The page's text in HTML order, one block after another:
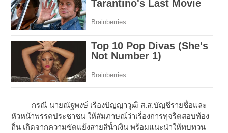
กรณี นายณัฐพงษ์ เรืองปัญญาวุฒิ ส.ส.บัญชีรายชื่อและ
หัวหน้าพรรคประชาชน ให้สัมภาษณ์ว่าเรื่องการทุจริตสอบท้อง
ถิ่น เกิดจากความขัดแย้งสายสีน้ำเงิน พร้อมแนะนำให้ทบทวน